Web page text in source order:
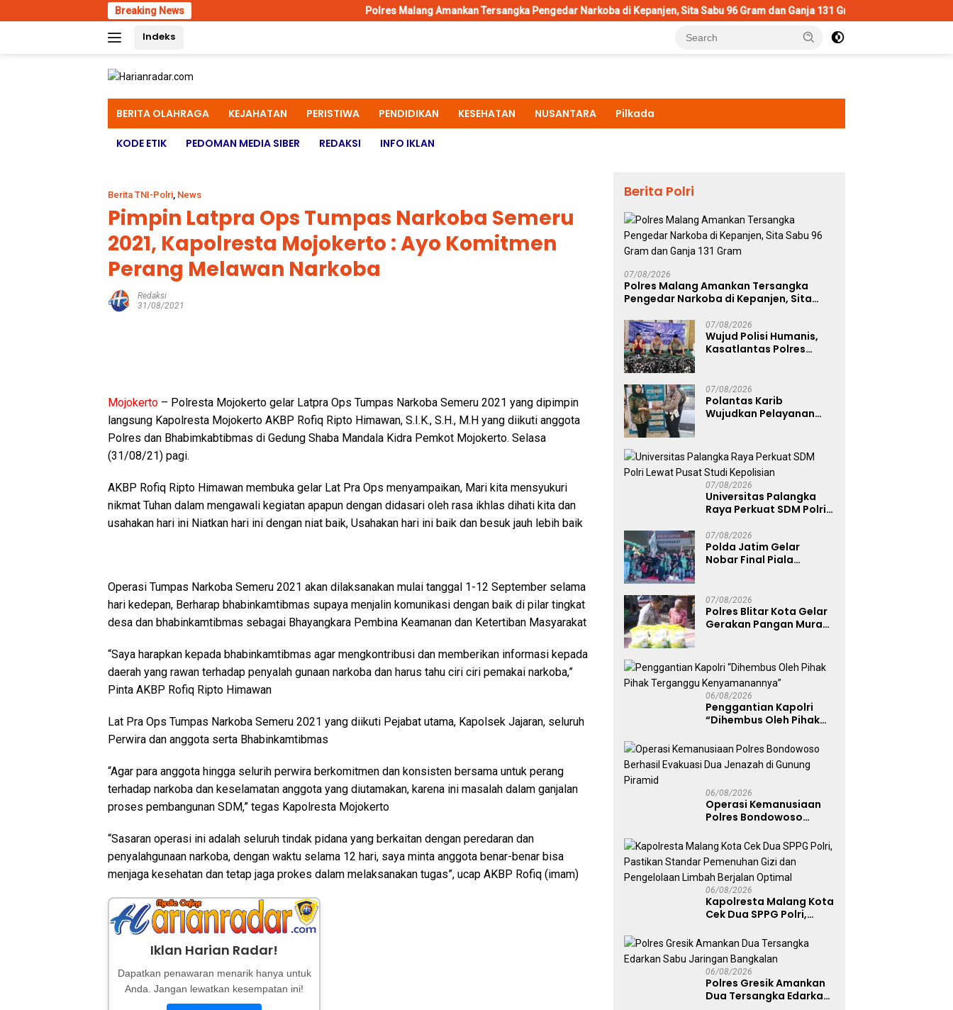
to
Breaking News Polres Malang Amankan Tersangka Pengedar Narkoba di Kepanjen, Sita Sabu 96 Gram dan Ganja 131 Gram Wujud Polisi Humanis,
Indeks
BERITA OLAHRAGA KEJAHATAN PERISTIWA PENDIDIKAN KESEHATAN NUSANTARA Pilkada
KODE ETIK PEDOMAN MEDIA SIBER REDAKSI INFO IKLAN
Berita TNI-Polri, News
Pimpin Latpra Ops Tumpas Narkoba Semeru
2021, Kapolresta Mojokerto : Ayo Komitmen
Perang Melawan Narkoba
Redaksi
31/08/2021
Mojokerto – Polresta Mojokerto gelar Latpra Ops Tumpas Narkoba Semeru 2021 yang dipimpin
langsung Kapolresta Mojokerto AKBP Rofiq Ripto Himawan, S.I.K., S.H., M.H yang diikuti anggota
Polres dan Bhabimkabtibmas di Gedung Shaba Mandala Kidra Pemkot Mojokerto. Selasa
(31/08/21) pagi.
AKBP Rofiq Ripto Himawan membuka gelar Lat Pra Ops menyampaikan, Mari kita mensyukuri
nikmat Tuhan dalam mengawali kegiatan apapun dengan didasari oleh rasa ikhlas dihati kita dan
usahakan hari ini Niatkan hari ini dengan niat baik, Usahakan hari ini baik dan besuk jauh lebih baik
Operasi Tumpas Narkoba Semeru 2021 akan dilaksanakan mulai tanggal 1-12 September selama
hari kedepan, Berharap bhabinkamtibmas supaya menjalin komunikasi dengan baik di pilar tingkat
desa dan bhabinkamtibmas sebagai Bhayangkara Pembina Keamanan dan Ketertiban Masyarakat
“Saya harapkan kepada bhabinkamtibmas agar mengkontribusi dan memberikan informasi kepada
daerah yang rawan terhadap penyalah gunaan narkoba dan harus tahu ciri ciri pemakai narkoba,”
Pinta AKBP Rofiq Ripto Himawan
Lat Pra Ops Tumpas Narkoba Semeru 2021 yang diikuti Pejabat utama, Kapolsek Jajaran, seluruh
Perwira dan anggota serta Bhabinkamtibmas
“Agar para anggota hingga selurih perwira berkomitmen dan konsisten bersama untuk perang
terhadap narkoba dan keselamatan anggota yang diutamakan, karena ini masalah dalam ganjalan
proses pembangunan SDM,” tegas Kapolresta Mojokerto
“Sasaran operasi ini adalah seluruh tindak pidana yang berkaitan dengan peredaran dan
penyalahgunaan narkoba, dengan waktu selama 12 hari, saya minta anggota benar-benar bisa
menjaga kesehatan dan tetap jaga prokes dalam melaksanakan tugas”, ucap AKBP Rofiq (imam)
Iklan Harian Radar!
Dapatkan penawaran menarik hanya untuk
Anda. Jangan lewatkan kesempatan ini!
Berita Polri
07/08/2026
Polres Malang Amankan Tersangka
Pengedar Narkoba di Kepanjen, Sita
07/08/2026
Wujud Polisi Humanis,
Kasatlantas Polres
Berkah di Masjid Syekh
Ahmad Ibrahim
07/08/2026
Polantas Karib
Wujudkan Pelayanan
Humanis
07/08/2026
Universitas Palangka
Raya Perkuat SDM Polri
Kepolisian
07/08/2026
Polda Jatim Gelar
Nobar Final Piala
Persebaya dari
Lapangan Mapolda
07/08/2026
Polres Blitar Kota Gelar
Gerakan Pangan Murah
06/08/2026
Penggantian Kapolri
“Dihembus Oleh Pihak
Kenyamanannya”
06/08/2026
Operasi Kemanusiaan
Polres Bondowoso
Jenazah di Gunung
Piramid
06/08/2026
Kapolresta Malang Kota
Cek Dua SPPG Polri,
Pemenuhan Gizi dan
Pengelolaan Limbah
Berjalan Optimal
06/08/2026
Polres Gresik Amankan
Dua Tersangka Edarkan